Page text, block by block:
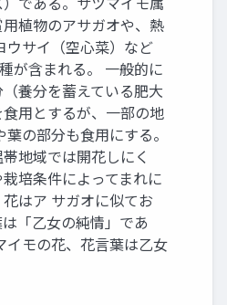
植物のアサガオや、熱
ウサイ（空心菜）など
が含まれる。 一般的に
養分を蓄えている肥大
食用とするが、一部の地
の部分も食用にする。
地域では開花しにく
培条件によってまれに
はア サガオに似てお
「乙女の純情」であ
イモの花、花言葉は乙女